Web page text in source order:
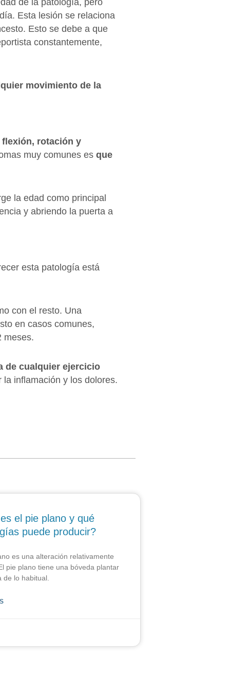
de la patología, pero
Esta lesión se relaciona
Esto se debe a que
constantemente,
movimiento de la
rotación y
muy comunes es que
la edad como principal
y abriendo la puerta a
esta patología está
con el resto. Una
en casos comunes,
meses.
de cualquier ejercicio
la inflamación y los dolores.
el pie plano y qué
puede producir?
es una alteración relativamente
pie plano tiene una bóveda plantar
de lo habitual.